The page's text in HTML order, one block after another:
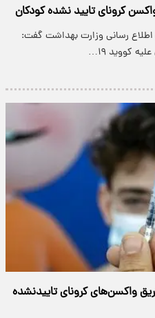
کرونای تایید نشده کودکان
رسانی وزارت بهداشت گفت:
کووید ۱۹…
واکسن‌های کرونای تاییدنشده